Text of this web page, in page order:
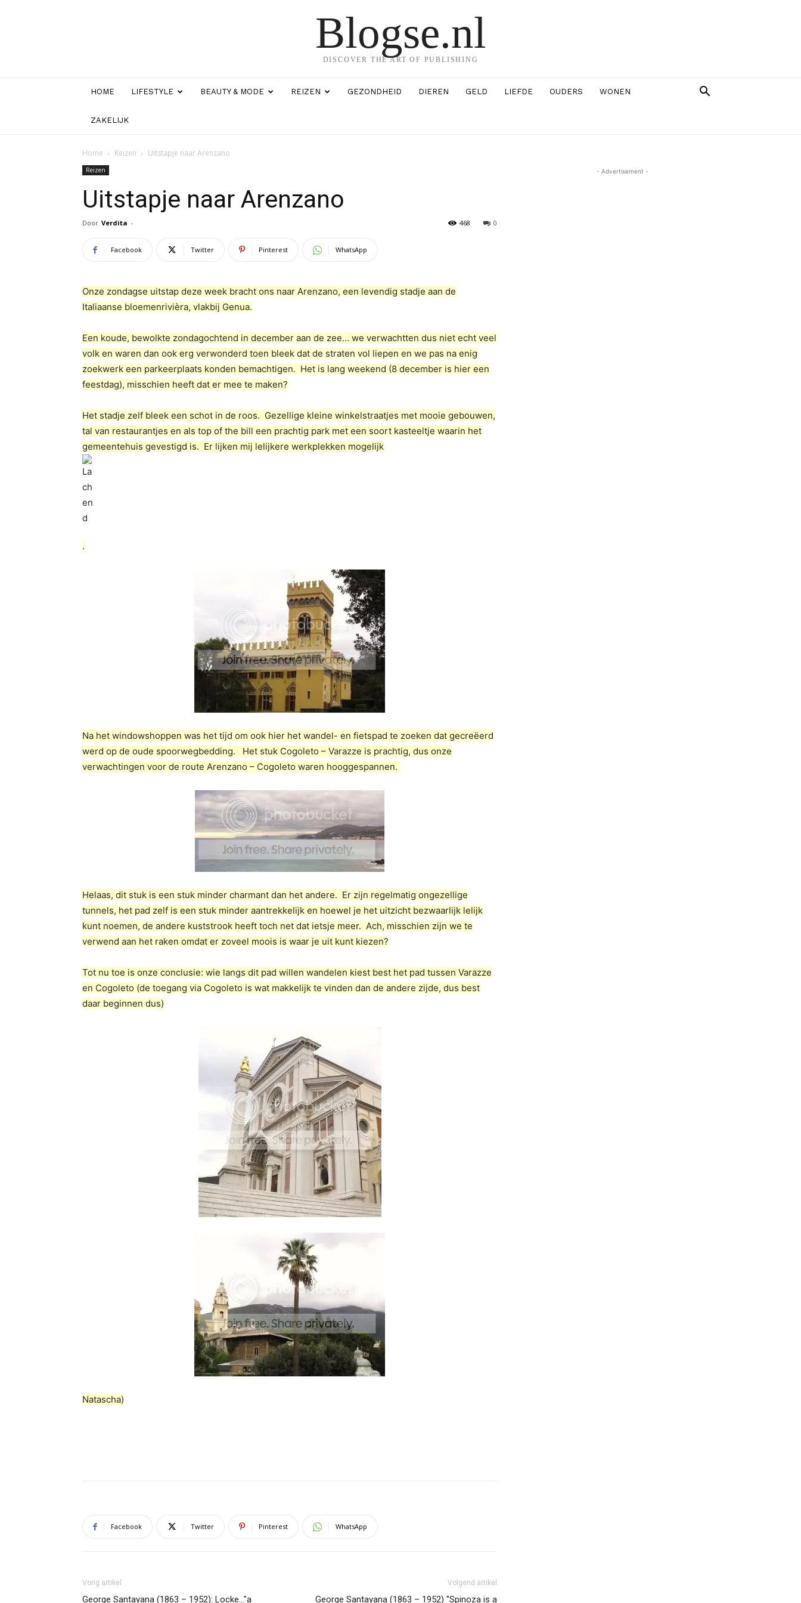
Blogse.nl
DISCOVER THE ART OF PUBLISHING
HOME LIFESTYLE BEAUTY & MODE REIZEN GEZONDHEID DIEREN GELD LIEFDE OUDERS WONEN
ZAKELIJK
Home Reizen Uitstapje naar Arenzano
Reizen
Uitstapje naar Arenzano
Door Verdita - 0
468
Facebook Twitter Pinterest WhatsApp
Onze zondagse uitstap deze week bracht ons naar Arenzano, een levendig stadje aan de
Italiaanse bloemenrivièra, vlakbij Genua.
Een koude, bewolkte zondagochtend in december aan de zee… we verwachtten dus niet echt veel
volk en waren dan ook erg verwonderd toen bleek dat de straten vol liepen en we pas na enig
zoekwerk een parkeerplaats konden bemachtigen. Het is lang weekend (8 december is hier een
feestdag), misschien heeft dat er mee te maken?
Het stadje zelf bleek een schot in de roos. Gezellige kleine winkelstraatjes met mooie gebouwen,
tal van restaurantjes en als top of the bill een prachtig park met een soort kasteeltje waarin het
gemeentehuis gevestigd is. Er lijken mij lelijkere werkplekken mogelijk
.
Na het windowshoppen was het tijd om ook hier het wandel- en fietspad te zoeken dat gecreëerd
werd op de oude spoorwegbedding. Het stuk Cogoleto – Varazze is prachtig, dus onze
verwachtingen voor de route Arenzano – Cogoleto waren hooggespannen.
Helaas, dit stuk is een stuk minder charmant dan het andere. Er zijn regelmatig ongezellige
tunnels, het pad zelf is een stuk minder aantrekkelijk en hoewel je het uitzicht bezwaarlijk lelijk
kunt noemen, de andere kuststrook heeft toch net dat ietsje meer. Ach, misschien zijn we te
verwend aan het raken omdat er zoveel moois is waar je uit kunt kiezen?
Tot nu toe is onze conclusie: wie langs dit pad willen wandelen kiest best het pad tussen Varazze
en Cogoleto (de toegang via Cogoleto is wat makkelijk te vinden dan de andere zijde, dus best
daar beginnen dus)
Natascha)
Facebook Twitter Pinterest WhatsApp
Vorig artikel
George Santayana (1863 – 1952): Locke…"a
Volgend artikel
George Santayana (1863 – 1952) "Spinoza is a
- Advertisement -